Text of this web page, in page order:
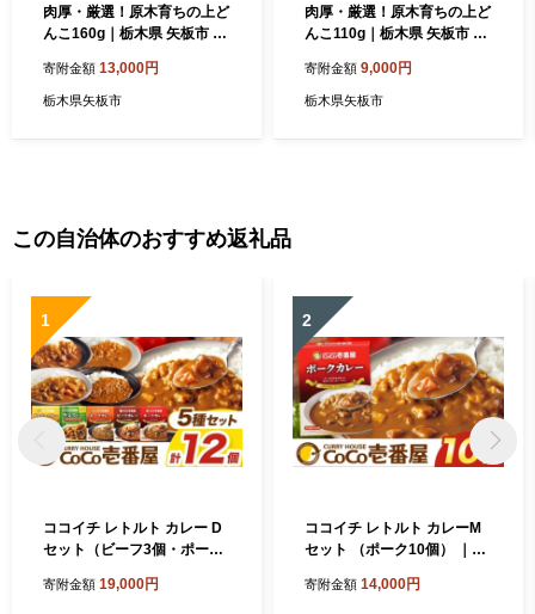
肉厚・厳選！原木育ちの上ど
んこ160g｜栃木県 矢板市 し
寄附金額 13,000円
栃木県矢板市
肉厚・厳選！原木育ちの上ど
んこ110g｜栃木県 矢板市 し
寄附金額 9,000円
栃木県矢板市
この自治体のおすすめ返礼品
1
ココイチ レトルト カレー D
セット（ビーフ3個・ポーク
ーマ2個）｜CoCo壱番屋 常
寄附金額 19,000円
2
ココイチ レトルト カレーM
セット （ポーク10個） ｜Co
単 時短
寄附金額 14,000円